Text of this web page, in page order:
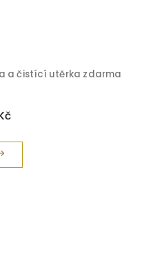
a čistící utěrka zdarma